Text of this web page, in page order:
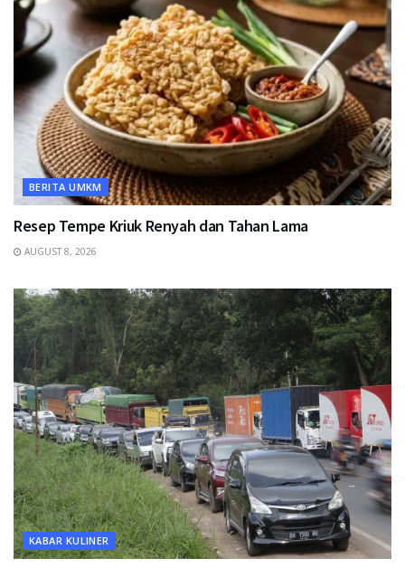
BERITA UMKM
Resep Tempe Kriuk Renyah dan Tahan Lama
AUGUST 8, 2026
KABAR KULINER